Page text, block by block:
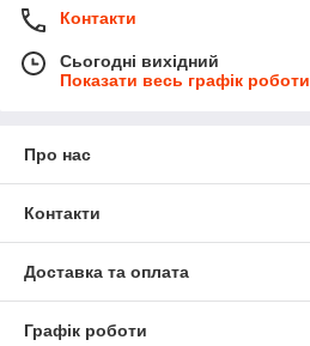
Контакти
Сьогодні вихідний
Показати весь графік роботи
Про нас
Контакти
Доставка та оплата
Графік роботи